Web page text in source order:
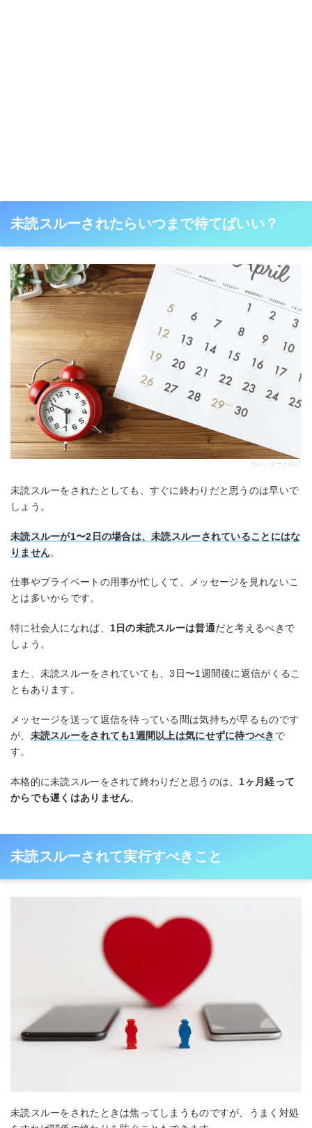
未読スルーされたらいつまで待てばいい？
カレンダーと時計
未読スルーをされたとしても、すぐに終わりだと思うのは早いで
しょう。
未読スルーが1〜2日の場合は、未読スルーされていることにはな
りません。
仕事やプライベートの用事が忙しくて、メッセージを見れないこ
とは多いからです。
特に社会人になれば、 1日の未読スルーは普通だと考えるべきで
しょう。
また、未読スルーをされていても、3日〜1週間後に返信がくるこ
ともあります。
メッセージを送って返信を待っている間は気持ちが早るものです
が、 未読スルーをされても1週間以上は気にせずに待つべき で
す。
本格的に未読スルーをされて終わりだと思うのは、 1ヶ月経って
からでも遅くはありません。
未読スルーされて実行すべきこと
未読スルーをされたときは焦ってしまうものですが、うまく対処